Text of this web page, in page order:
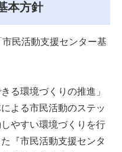
本方針
民活動支援センター基
る環境づくりの推進」
よる市民活動のステッ
やすい環境づくりを行
『市民活動支援センタ